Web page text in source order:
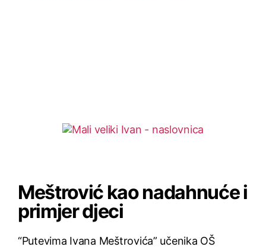
Meštrović kao nadahnuće i
primjer djeci
“Putevima Ivana Meštrovića” učenika OŠ